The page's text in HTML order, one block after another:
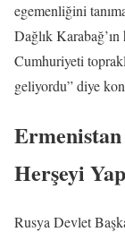
egemenliğini
Dağlık
Cumhuriyeti
geliyordu” diye
Ermenistan
Herşeyi
Rusya Devlet